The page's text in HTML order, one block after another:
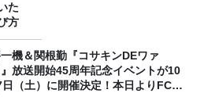
た
方
機＆関根勤『コサキンDEワァ
放送開始45周年記念イベントが10
日（土）に開催決定！本日よりFC先